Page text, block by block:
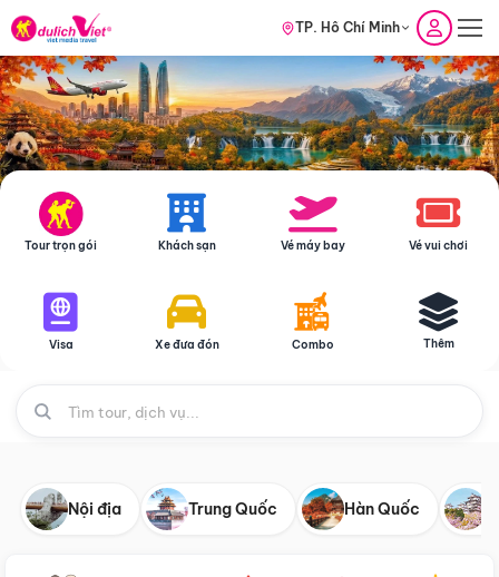
TP. Hồ Chí Minh
Tour trọn gói Khách sạn Vé máy bay Vé vui chơi
Visa Xe đưa đón Combo Thêm
Nội địa Trung Quốc Hàn Quốc